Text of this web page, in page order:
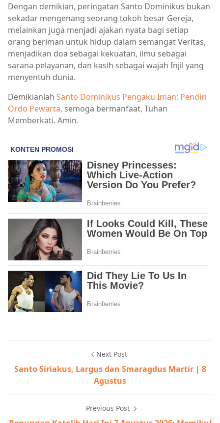
Dengan demikian, peringatan Santo Dominikus bukan
sekadar mengenang seorang tokoh besar Gereja,
melainkan juga menjadi ajakan nyata bagi setiap
orang beriman untuk hidup dalam semangat Veritas,
menjadikan doa sebagai kekuatan, ilmu sebagai
sarana pelayanan, dan kasih sebagai wajah Injil yang
menyentuh dunia.
Demikianlah Santo Dominikus Pengaku Iman: Pendiri
Ordo Pewarta, semoga bermanfaat, Tuhan
Memberkati. Amin.
Next Post
Santo Siriakus, Largus dan Smaragdus Martir | 8
Agustus
Previous Post